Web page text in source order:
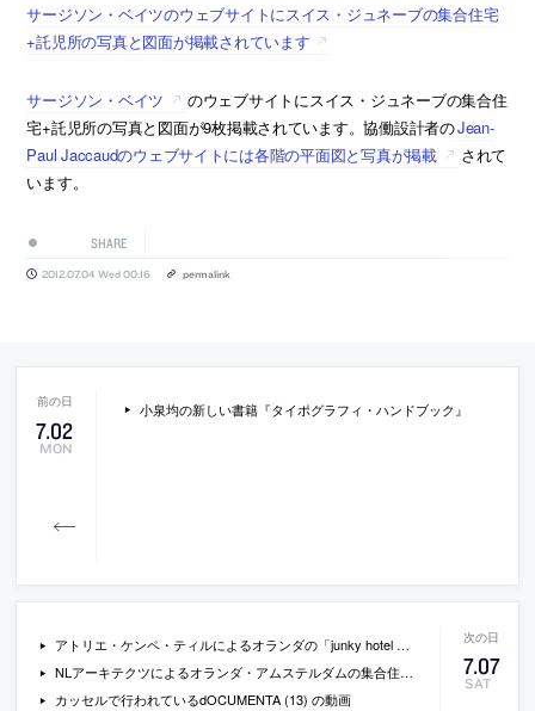
サージソン・ベイツのウェブサイトにスイス・ジュネーブの集合住宅
+託児所の写真と図面が掲載されています
サージソン・ベイツ
のウェブサイトにスイス・ジュネーブの集合住
宅+託児所の写真と図面が9枚掲載されています。協働設計者のJean-
Paul Jaccaudのウェブサイトには各階の平面図と写真が掲載
されて
います。
SHARE
2012.07.04 Wed 00:16 permalink
7.02
MON
小泉均の新しい書籍『タイポグラフィ・ハンドブック』
7.07
SAT
アトリエ・ケンペ・ティルによるオランダの「junky hotel amsterdam」の写真
NLアーキテクツによるオランダ・アムステルダムの集合住宅+ショッピングセンター「kameleon」の写真
カッセルで行われているdOCUMENTA (13) の動画